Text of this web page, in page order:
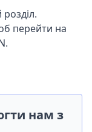
перейти на
нам з